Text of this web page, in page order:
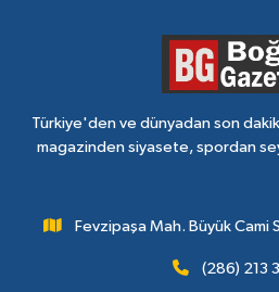
Türkiye'den ve dünyadan son
magazinden siyasete, spordan
Fevzipaşa Mah. Büyük Cami
(286) 213